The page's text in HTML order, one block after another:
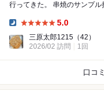
行ってきた。 串焼のサンプル持参で店員に説明を受けたあと、QRコード
5.0
三原太郎1215 （42）
2026/02 訪問
1回
口コ